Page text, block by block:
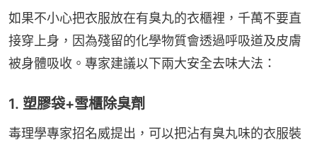
如果不小心把衣服放在有臭丸的衣櫃裡，千萬不要直
接穿上身，因為殘留的化學物質會透過呼吸道及皮膚
被身體吸收。專家建議以下兩大安全去味大法：
1. 塑膠袋+雪櫃除臭劑
毒理學專家招名威提出，可以把沾有臭丸味的衣服裝